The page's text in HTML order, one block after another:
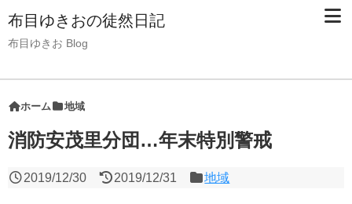
布目ゆきおの徒然日記
布目ゆきお Blog
ホーム 地域
消防安茂里分団…年末特別警戒
2019/12/30 2019/12/31 地域